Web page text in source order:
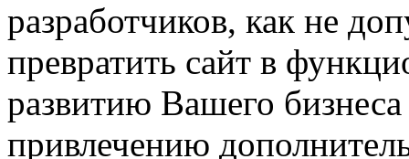
разработчиков, как не
превратить сайт в
развитию Вашего
привлечению